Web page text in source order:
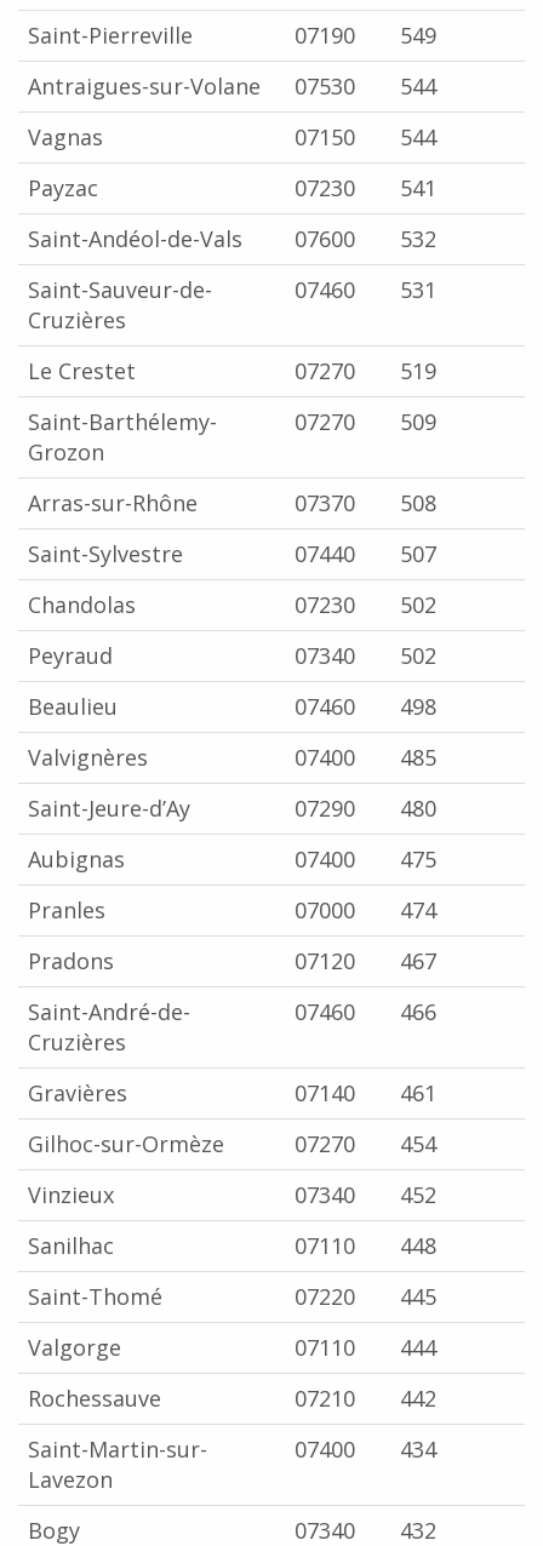
Saint-Pierreville
07190
549
Antraigues-sur-Volane
07530
544
Vagnas
07150
544
Payzac
07230
541
Saint-Andéol-de-Vals
07600
532
Saint-Sauveur-de-
Cruzières
07460 531
Le Crestet 07270
519
Saint-Barthélemy-
Grozon
07270 509
Arras-sur-Rhône 07370
508
Saint-Sylvestre
07440
507
Chandolas
07230
502
Peyraud
07340
502
Beaulieu
07460
498
Valvignères
07400
485
Saint-Jeure-d’Ay
07290
480
Aubignas
07400
475
Pranles
07000
474
Pradons
07120
467
Saint-André-de-
Cruzières
07460 466
Gravières 07140
461
Gilhoc-sur-Ormèze
07270
454
Vinzieux
07340
452
Sanilhac
07110
448
Saint-Thomé
07220
445
Valgorge
07110
444
Rochessauve
07210
442
Saint-Martin-sur-
Lavezon
07400 434
Bogy 07340
432